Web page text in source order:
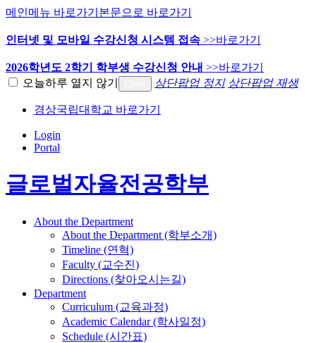
메인메뉴 바로가기 본문으로 바로가기
인터넷 및 모바일 수강신청 시스템 접속 >>바로가기
2026학년도 2학기 학부생 수강신청 안내 >>바로가기
오늘하루 열지 않기
상단팝업 정지 상단팝업 재생
경상국립대학교 바로가기
Login
Portal
글로벌자율전공학부
About the Department
About the Department (학부소개)
Timeline (연혁)
Faculty (교수진)
Directions (찾아오시는길)
Department
Curriculum (교육과정)
Academic Calendar (학사일정)
Schedule (시간표)